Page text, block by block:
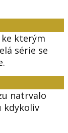
ke kterým
série se
natrvalo
kdykoliv